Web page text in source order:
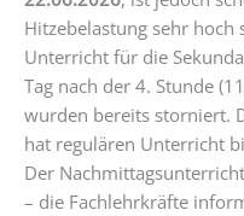
Hitzebelastung sehr
Unterricht für die
Tag nach der 4. Stunde
wurden bereits storniert.
hat regulären Unterricht
Der
– die Fachlehrkräfte